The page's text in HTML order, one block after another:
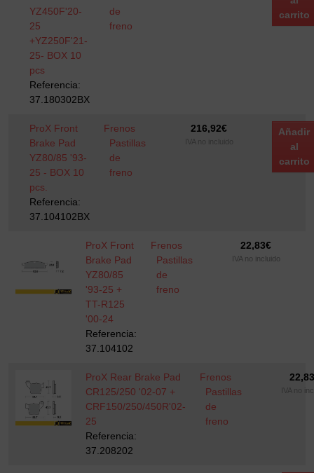
YZ450F'20-
25
+YZ250F'21-
25- BOX 10
pcs
Referencia:
37.180302BX
de
freno
carrito
ProX Front
Brake Pad
YZ80/85 '93-
25 - BOX 10
pcs.
Referencia:
37.104102BX
Frenos
Pastillas
de
freno
216,92€
IVA no incluido
Añadir
al
carrito
ProX Front
Brake Pad
YZ80/85
'93-25 +
TT-R125
'00-24
Referencia:
37.104102
Frenos
Pastillas
de
freno
22,83€
IVA no incluido
ProX Rear Brake Pad
CR125/250 '02-07 +
CRF150/250/450R'02-
25
Referencia:
37.208202
Frenos
Pastillas
de
freno
22,83
IVA no